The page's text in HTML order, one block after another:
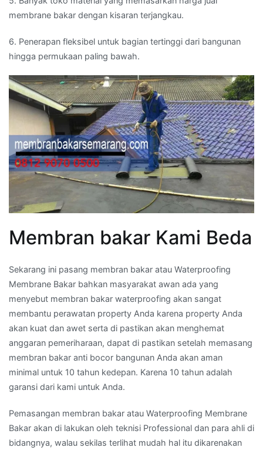
membrane bakar dengan kisaran terjangkau.
6. Penerapan fleksibel untuk bagian tertinggi dari bangunan
hingga permukaan paling bawah.
Membran bakar Kami Beda
Sekarang ini pasang membran bakar atau Waterproofing
Membrane Bakar bahkan masyarakat awan ada yang
menyebut membran bakar waterproofing akan sangat
membantu perawatan property Anda karena property Anda
akan kuat dan awet serta di pastikan akan menghemat
anggaran pemeriharaan, dapat di pastikan setelah memasang
membran bakar anti bocor bangunan Anda akan aman
minimal untuk 10 tahun kedepan. Karena 10 tahun adalah
garansi dari kami untuk Anda.
Pemasangan membran bakar atau Waterproofing Membrane
Bakar akan di lakukan oleh teknisi Professional dan para ahli di
bidangnya, walau sekilas terlihat mudah hal itu dikarenakan